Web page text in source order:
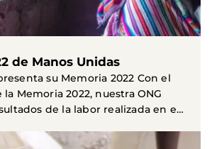
de Manos Unidas
su Memoria 2022 Con el
Memoria 2022, nuestra ONG
de la labor realizada en el